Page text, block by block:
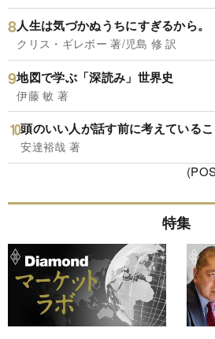
人生は気づかぬうちにすぎるから。
クリス・ギレボー 著/児島 修 訳
地図で学ぶ「深読み」世界史
伊藤 敏 著
頭のいい人が話す前に考えているこ
安達裕哉 著
特集